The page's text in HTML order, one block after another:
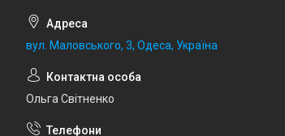
вул. Маловського, 3, Одеса, Україна
Ольга Світненко